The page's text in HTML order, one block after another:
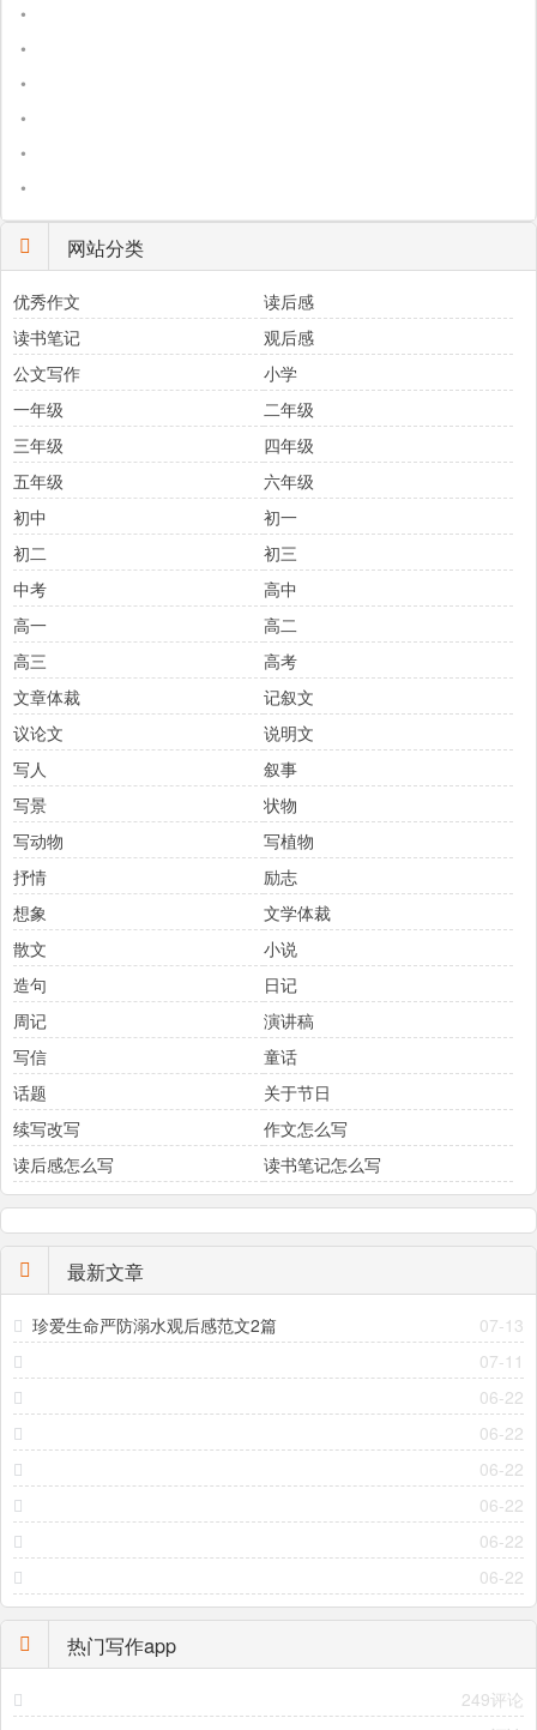
•
•
•
•
•
•
网站分类
优秀作文
读后感
读书笔记
观后感
公文写作
小学
一年级
二年级
三年级
四年级
五年级
六年级
初中
初一
初二
初三
中考
高中
高一
高二
高三
高考
文章体裁
记叙文
议论文
说明文
写人
叙事
写景
状物
写动物
写植物
抒情
励志
想象
文学体裁
散文
小说
造句
日记
周记
演讲稿
写信
童话
话题
关于节日
续写改写
作文怎么写
读后感怎么写
读书笔记怎么写
最新文章
07-13
珍爱生命严防溺水观后感范文2篇
07-11
06-22
06-22
06-22
06-22
06-22
06-22
热门写作app
249评论